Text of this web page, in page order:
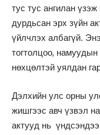
тус тус ангилан
дурдьсан эрх зүйн
үйлчлэх албагүй.
тогтолцоо,
нөхцөлтэй уялдан
Дэлхийн улс орны
жишгээс авч үзвэл
актууд нь